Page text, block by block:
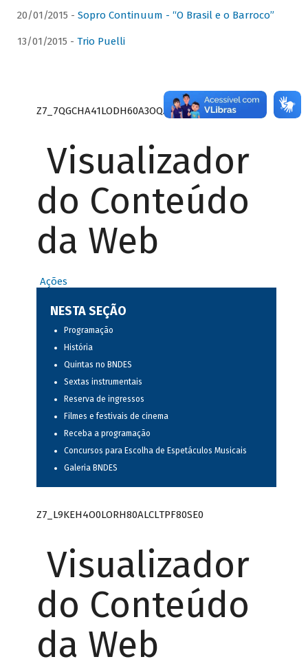
20/01/2015 - Sopro Continuum - “O Brasil e o Barroco”
13/01/2015 - Trio Puelli
Z7_7QGCHA41LODH60A3OQA8RN1415
Visualizador
do Conteúdo
da Web
Ações
NESTA SEÇÃO
Programação
História
Quintas no BNDES
Sextas instrumentais
Reserva de ingressos
Filmes e festivais de cinema
Receba a programação
Concursos para Escolha de Espetáculos Musicais
Galeria BNDES
Z7_L9KEH4O0LORH80ALCLTPF80SE0
Visualizador
do Conteúdo
da Web